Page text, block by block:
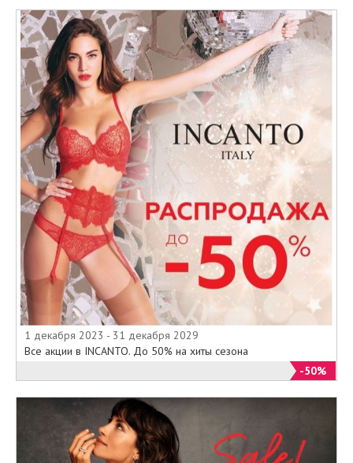
1 декабря 2023 - 31 декабря 2029
Все акции в INCANTO. До 50% на хиты сезона
-50%